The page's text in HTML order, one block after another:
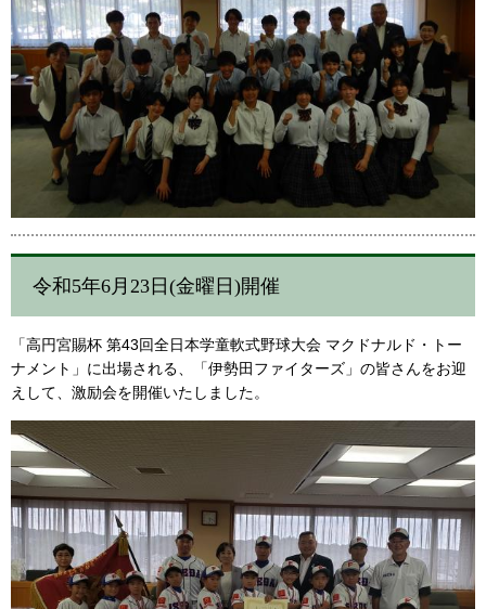
令和5年6月23日(金曜日)開催
「高円宮賜杯 第43回全日本学童軟式野球大会 マクドナルド・トー
ナメント」に出場される、「伊勢田ファイターズ」の皆さんをお迎
えして、激励会を開催いたしました。